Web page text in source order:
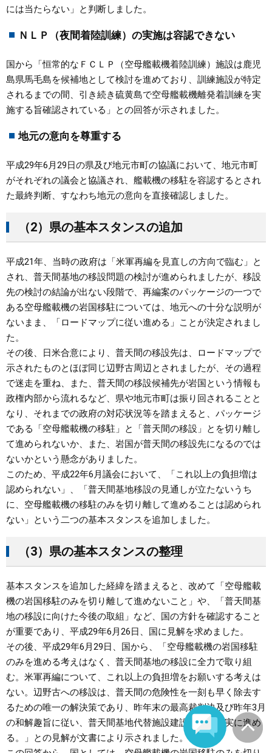
には当たらない」と判断しました。
ＮＬＰ（夜間着陸訓練）の実施は容認できない
国から「恒常的なＦＣＬＰ（空母艦載機着陸訓練）施設は鹿児
島県馬毛島を候補地として検討を進めており、訓練施設が特定
されるまでの間、引き続き硫黄島で空母艦載機離発着訓練を実
施する旨確認されている」との回答が示されました。
地元の意向を尊重する
平成29年6月29日の県及び地元市町の協議において、地元市町
がそれぞれの議会と協議され、艦載機の移駐を容認するとされ
た最終判断、すなわち地元の意向を直接確認しました。
（2）県の基本スタンスの追加
平成21年、当時の政府は「米軍再編を見直しの方向で臨む」と
され、普天間基地の移設問題の検討が進められましたが、移設
先の検討の結論が出ない段階で、再編案のパッケージの一つで
ある空母艦載機の岩国移駐については、地元への十分な説明が
ないまま、「ロードマップに従い進める」ことが決定されまし
た。
その後、日米合意により、普天間の移設先は、ロードマップで
示されたものとほぼ同じ辺野古周辺とされましたが、その過程
で迷走を重ね、また、普天間の移設候補先が岩国という情報も
政権内部から流れるなど、県や地元市町は振り回されることと
なり、それまでの政府の対応状況等を踏まえると、パッケージ
である「空母艦載機の移駐」と「普天間の移設」とを切り離し
て進められないか、また、岩国が普天間の移設先になるのでは
ないかという懸念がありました。
このため、平成22年6月議会において、「これ以上の負担増は
認められない」、「普天間基地移設の見通しが立たないうち
に、空母艦載機の移駐のみを切り離して進めることは認められ
ない」という二つの基本スタンスを追加しました。
（3）県の基本スタンスの整理
基本スタンスを追加した経緯を踏まえると、改めて「空母艦載
機の岩国移駐のみを切り離して進めないこと」や、「普天間基
地の移設に向けた今後の取組」など、国の方針を確認すること
が重要であり、平成29年6月26日、国に見解を求めました。
その後、平成29年6月29日、国から、「空母艦載機の岩国移駐
のみを進める考えはなく、普天間基地の移設に全力で取り組
む。米軍再編について、これ以上の負担増をお願いする考えは
ない。辺野古への移設は、普天間の危険性を一刻も早く除去す
るための唯一の解決策であり、昨年末の最高裁判決及び昨年3月
の和解趣旨に従い、普天間基地代替施設建設事業を着実に進め
る。」との見解が文書により示されました。